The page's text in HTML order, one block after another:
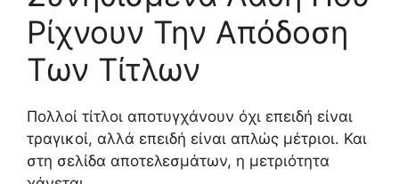
Ρίχνουν Την Απόδοση
Των Τίτλων
Πολλοί τίτλοι αποτυγχάνουν όχι επειδή είναι
τραγικοί, αλλά επειδή είναι απλώς μέτριοι. Και
στη σελίδα αποτελεσμάτων, η μετριότητα